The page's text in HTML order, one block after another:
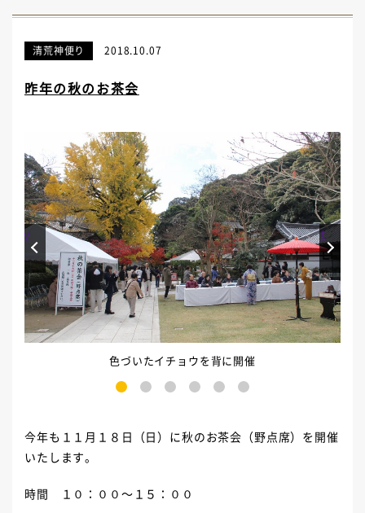
清荒神便り 2018.10.07
昨年の秋のお茶会
色づいたイチョウを背に開催
3 4 5 6
Prev Next
今年も１１月１８日（日）に秋のお茶会（野点席）を開催
いたします。
時間 １０：００～１５：００